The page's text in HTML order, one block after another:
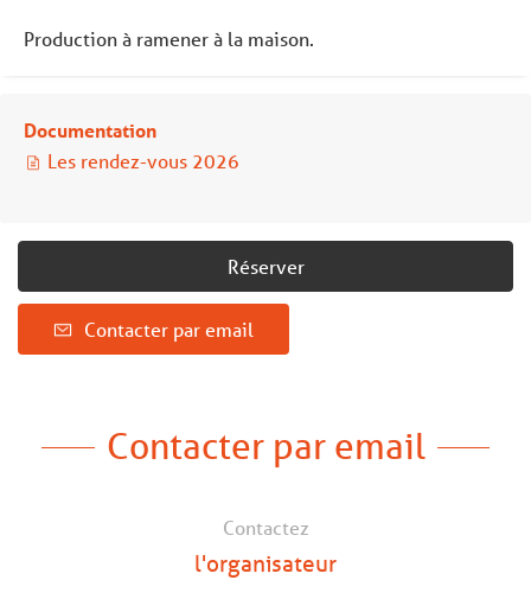
Production à ramener à la maison.
Documentation
Les rendez-vous 2026
Réserver
Contacter par email
Contacter par email
Contactez
l'organisateur